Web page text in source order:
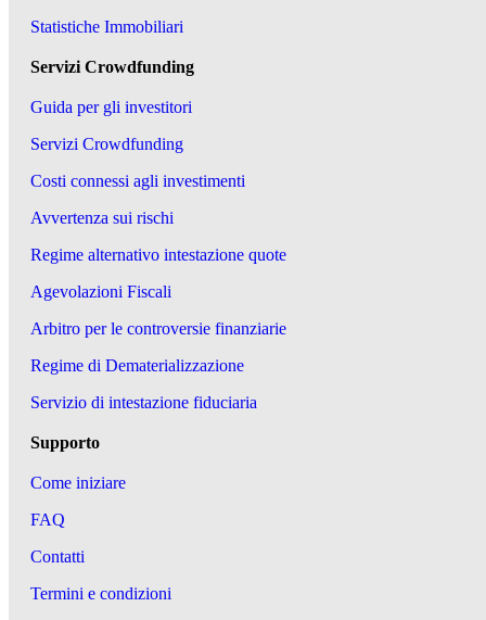
Statistiche Immobiliari
Servizi Crowdfunding
Guida per gli investitori
Servizi Crowdfunding
Costi connessi agli investimenti
Avvertenza sui rischi
Regime alternativo intestazione quote
Agevolazioni Fiscali
Arbitro per le controversie finanziarie
Regime di Dematerializzazione
Servizio di intestazione fiduciaria
Supporto
Come iniziare
FAQ
Contatti
Termini e condizioni